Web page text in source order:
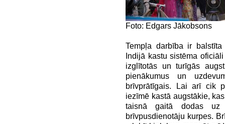
Foto: Edgars Jākobsons
Tempļa darbība ir
Indijā kastu sistēma
izglītotās un turīgās
pienākumus un
brīvprātīgais. Lai arī cik
iezīmē kastā augstākie,
taisnā gaitā dodas uz
brīvpusdienotāju kurpes.